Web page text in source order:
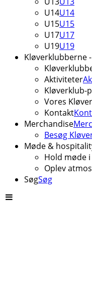
U14U14
U15U15
U17U17
U19U19
Kløverklubberne
Aktiviteter
Kløverklub-
Vores
Kontakt
Merchandise
Besøg
Møde &
Hold møde
Oplev
SøgSøg